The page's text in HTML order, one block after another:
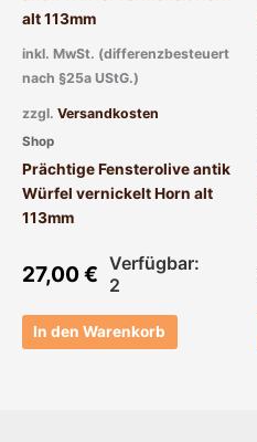
inkl. MwSt. (differenzbesteuert
nach §25a UStG.)
zzgl. Versandkosten
Shop
Prächtige Fensterolive antik
Würfel vernickelt Horn alt
113mm
27,00€ Verfügbar:
2
In den Warenkorb